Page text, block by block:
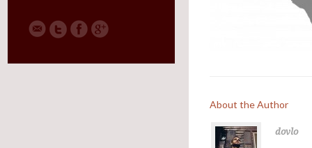
About the Author
dovlo